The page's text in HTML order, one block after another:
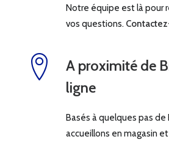
Notre équipe est là pour
vos questions.
A proximité de
ligne
Basés à quelques pas de
accueillons en magasin